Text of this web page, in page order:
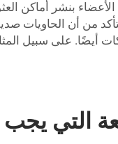
الأعضاء بنشر أماكن
أيضًا. على سبيل
التي